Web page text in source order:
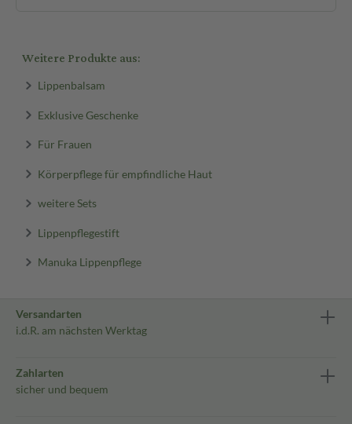
Weitere Produkte aus:
Lippenbalsam
Exklusive Geschenke
Für Frauen
Körperpflege für empfindliche Haut
weitere Sets
Lippenpflegestift
Manuka Lippenpflege
Versandarten
i.d.R. am nächsten Werktag
Zahlarten
sicher und bequem